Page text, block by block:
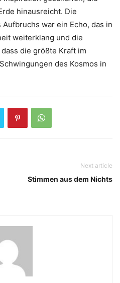
hinausreicht. Die
war ein Echo, das in
weiterklang und die
die größte Kraft im
des Kosmos in
Next article
Stimmen aus dem Nichts